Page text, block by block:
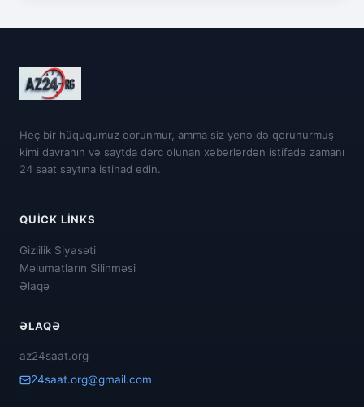
Heç bir hüququmuz qorunmur, amma siz yenə də qorunurmuş
kimi davranın və saytda dərc olunan xəbərlərdən istifadə zamanı
24 saat saytına istinad edin.
QUICK LINKS
Gizlilik Siyasəti
Məlumatların Silinməsi
Əlaqə
ƏLAQƏ
az24saat.org
24saat.org@gmail.com